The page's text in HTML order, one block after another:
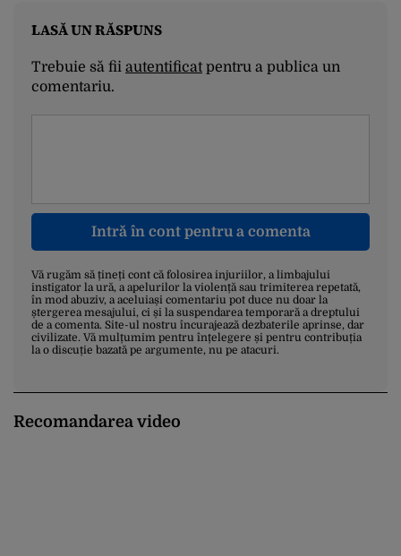
LASĂ UN RĂSPUNS
Trebuie să fii autentificatpentru a publica un
comentariu.
Intră în cont pentru a comenta
Vă rugăm să țineți cont că folosirea injuriilor, a limbajului
instigator la ură, a apelurilor la violență sau trimiterea repetată,
în mod abuziv, a aceluiași comentariu pot duce nu doar la
ștergerea mesajului, ci și la suspendarea temporară a dreptului
de a comenta. Site-ul nostru încurajează dezbaterile aprinse, dar
civilizate. Vă mulțumim pentru înțelegere și pentru contribuția
la o discuție bazată pe argumente, nu pe atacuri.
Recomandarea video